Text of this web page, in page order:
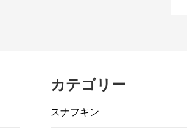
カテゴリー
スナフキン